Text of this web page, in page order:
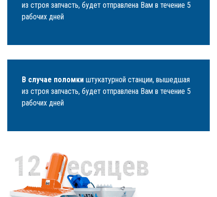
из строя запчасть, будет отправлена Вам в течение 5
рабочих дней
В случае поломки штукатурной станции, вышедшая
из строя запчасть, будет отправлена Вам в течение 5
рабочих дней